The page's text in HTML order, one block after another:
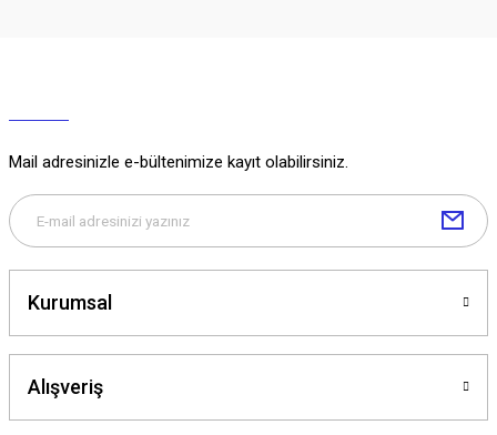
Mail adresinizle e-bültenimize kayıt olabilirsiniz.
Kurumsal
Alışveriş